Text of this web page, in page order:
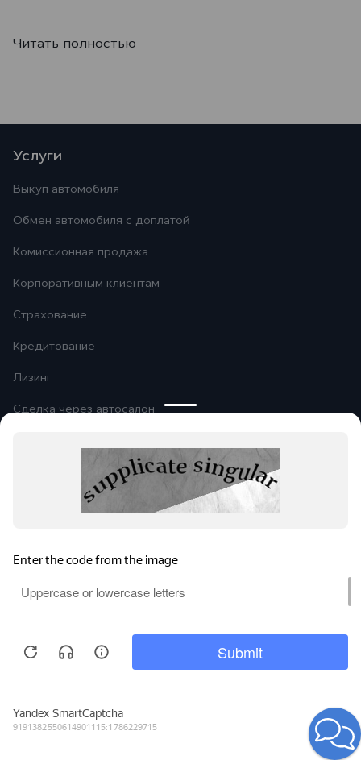
Читать полностью
Автомобили в продаже
Авто»
Услуги
Выкуп автомобиля
Обмен автомобиля с доплатой
Комиссионная продажа
Корпоративным клиентам
Страхование
Кредитование
Лизинг
Сделка через автосалон